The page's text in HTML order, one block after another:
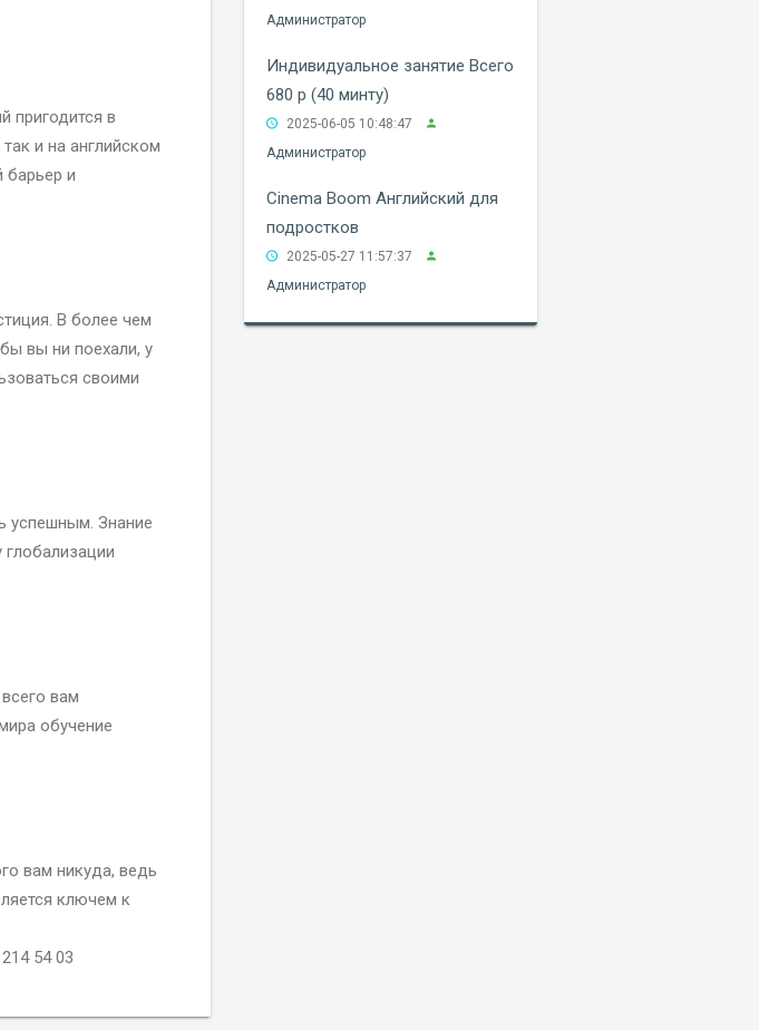
пригодится в
и на английском
барьер и
В более чем
вы ни поехали, у
своими
успешным. Знание
вам
обучение
вам никуда, ведь
ключем к
54 03
Администратор
Индивидуальное занятие Всего
680 р (40 минту)
2025-06-05 10:48:47
Администратор
Cinema Boom Английский для
подростков
2025-05-27 11:57:37
Администратор